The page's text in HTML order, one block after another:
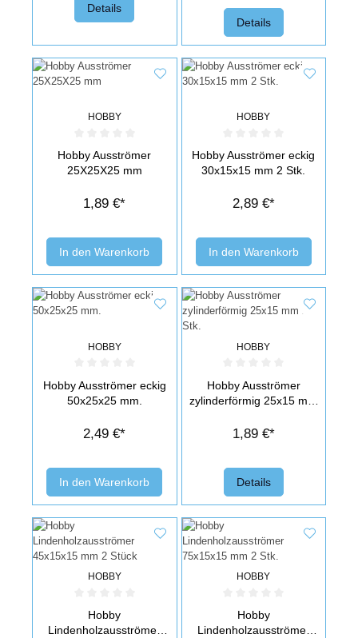
Details
Details
HOBBY
Hobby Ausströmer
25X25X25 mm
1,89 €*
In den Warenkorb
HOBBY
Hobby Ausströmer eckig
30x15x15 mm 2 Stk.
2,89 €*
In den Warenkorb
HOBBY
Hobby Ausströmer eckig
50x25x25 mm.
2,49 €*
In den Warenkorb
HOBBY
Hobby Ausströmer
zylinderförmig 25x15 mm
1,89 €*
Details
HOBBY
Hobby
Lindenholzausströmer
HOBBY
Hobby
Lindenholzausströmer